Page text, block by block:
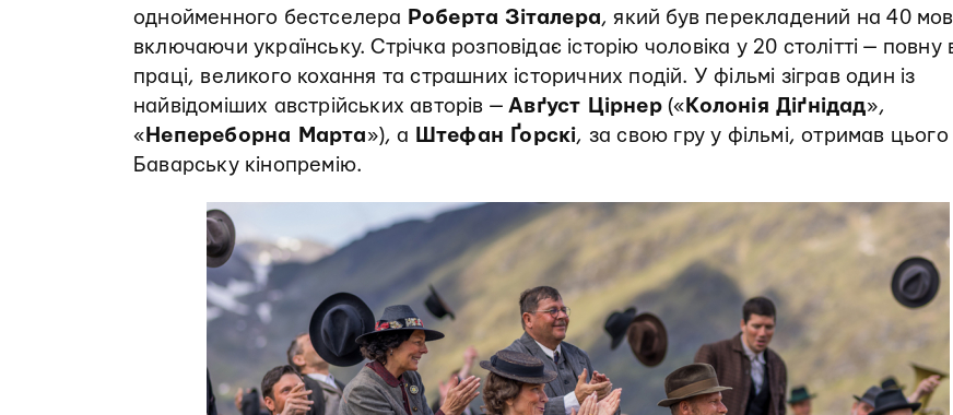
однойменного бестселера Роберта Зіталера, який був перекладений на 40
включаючи українську. Стрічка розповідає історію чоловіка у 20 столітті — повну
праці, великого кохання та страшних історичних подій. У фільмі зіграв один із
найвідоміших австрійських авторів —Авґуст Цірнер(« Колонія Діґнідад»,
« Непереборна Марта»), а Штефан Ґорскі, за свою гру у фільмі, отримав
Баварську кінопремію.